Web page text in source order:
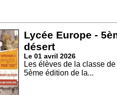
Lycée Europe -
désert
Le 01 avril 2026
Les élèves de la classe
5ème édition de la...